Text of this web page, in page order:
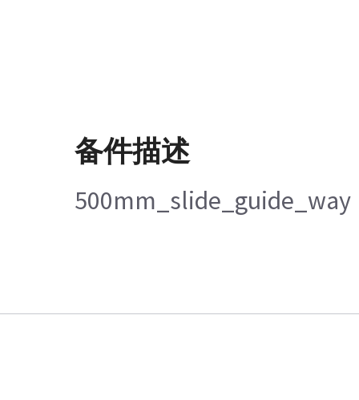
备件描述
500mm_slide_guide_way